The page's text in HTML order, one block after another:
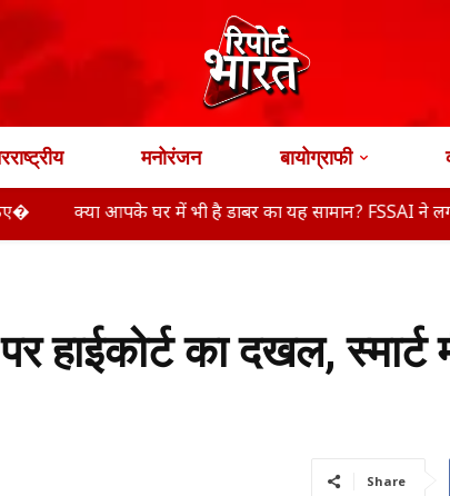
मनोरंजन बायोग्राफी
आपके घर में भी है डाबर का यह सामान? FSSAI ने लग भारत
का दखल, स्मार्ट
Share